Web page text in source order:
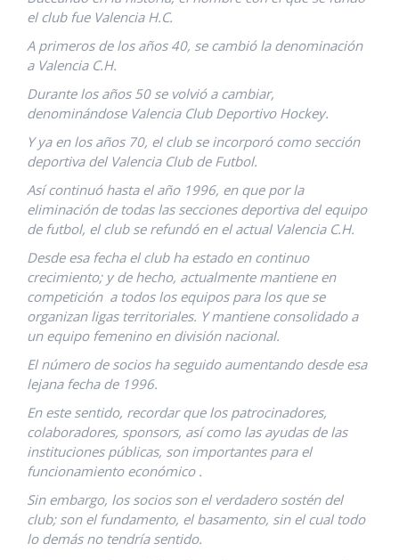
el club fue Valencia H.C.
A primeros de los años 40, se cambió la denominación
a Valencia C.H.
Durante los años 50 se volvió a cambiar,
denominándose Valencia Club Deportivo Hockey.
Y ya en los años 70, el club se incorporó como sección
deportiva del Valencia Club de Futbol.
Así continuó hasta el año 1996, en que por la
eliminación de todas las secciones deportiva del equipo
de futbol, el club se refundó en el actual Valencia C.H.
Desde esa fecha el club ha estado en continuo
crecimiento; y de hecho, actualmente mantiene en
competición a todos los equipos para los que se
organizan ligas territoriales. Y mantiene consolidado a
un equipo femenino en división nacional.
El número de socios ha seguido aumentando desde esa
lejana fecha de 1996.
En este sentido, recordar que los patrocinadores,
colaboradores, sponsors, así como las ayudas de las
instituciones públicas, son importantes para el
funcionamiento económico .
Sin embargo, los socios son el verdadero sostén del
club; son el fundamento, el basamento, sin el cual todo
lo demás no tendría sentido.